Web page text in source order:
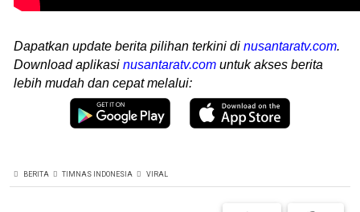
Dapatkan update berita pilihan terkini di nusantaratv.com.
Download aplikasi nusantaratv.com untuk akses berita
lebih mudah dan cepat melalui:
BERITA TIMNAS INDONESIA VIRAL